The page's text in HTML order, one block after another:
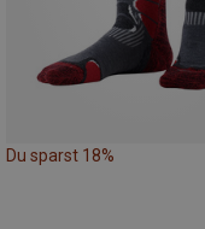
Du sparst 18%